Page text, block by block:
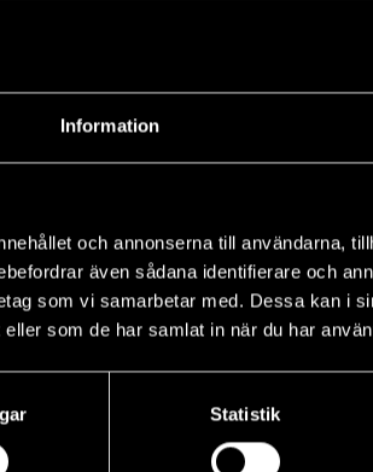
Information
och annonserna till användarna,
även sådana identifierare och
som vi samarbetar med. Dessa kan i
som de har samlat in när du har
Statistik
på vårt nyhetsbrev